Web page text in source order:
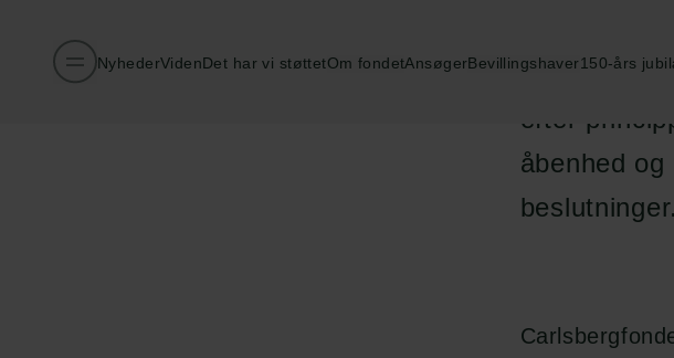
NyhederVidenDet har vi støttetOm fondetAnsøgerBevillingshaver150-års
Publiceret:
efter
åbenhed
beslutninger.